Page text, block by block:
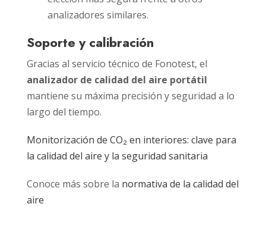
analizadores similares.
Soporte y calibración
Gracias al servicio técnico de Fonotest, el
analizador de calidad del aire portátil
mantiene su máxima precisión y seguridad a lo
largo del tiempo.
Monitorización de CO₂ en interiores: clave para
la calidad del aire y la seguridad sanitaria
Conoce más sobre la normativa de la calidad del
aire